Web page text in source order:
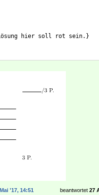
hier soll rot sein. }
beantwortet 27
'17, 14:51